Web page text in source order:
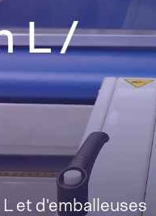
L /
et d'emballeuses